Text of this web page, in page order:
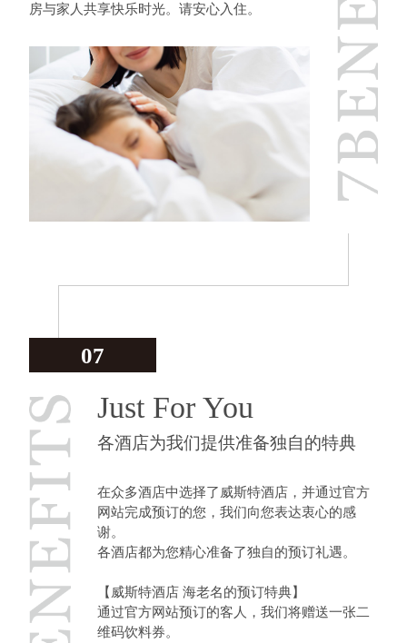
房与家人共享快乐时光。请安心入住。
07
Just For You
各酒店为我们提供准备独自的特典
在众多酒店中选择了威斯特酒店，并通过官方
网站完成预订的您，我们向您表达衷心的感
谢。
各酒店都为您精心准备了独自的预订礼遇。
【威斯特酒店 海老名的预订特典】
通过官方网站预订的客人，我们将赠送一张二
维码饮料券。